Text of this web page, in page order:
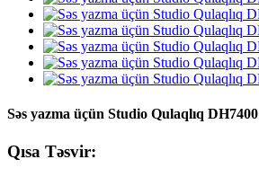
Səs yazma üçün Studio Qulaqlıq DH7400
Qısa Təsvir: